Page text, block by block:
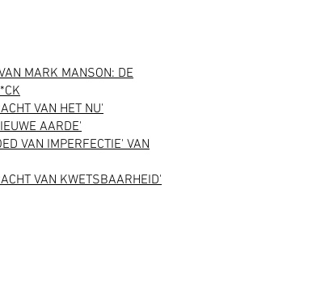
MARK MANSON: DE
VAN HET NU'
AARDE'
VAN IMPERFECTIE' VAN
VAN KWETSBAARHEID'